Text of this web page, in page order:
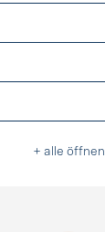
+ alle öffnen